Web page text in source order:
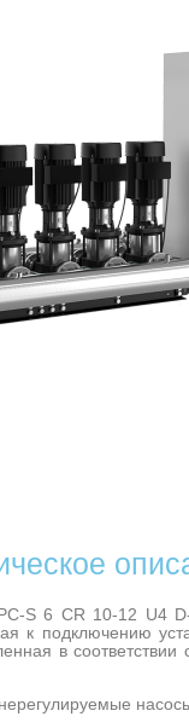
S 6 CR 10-12 U4
к подключению
в соответствии